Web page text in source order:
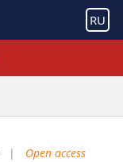
RU
Open access